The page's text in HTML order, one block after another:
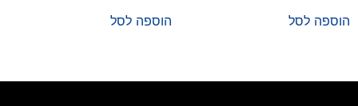
הוספה לסל הוספה לסל